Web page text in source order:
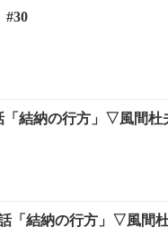
#30
結納の行方」▽風間杜
結納の行方」▽風間